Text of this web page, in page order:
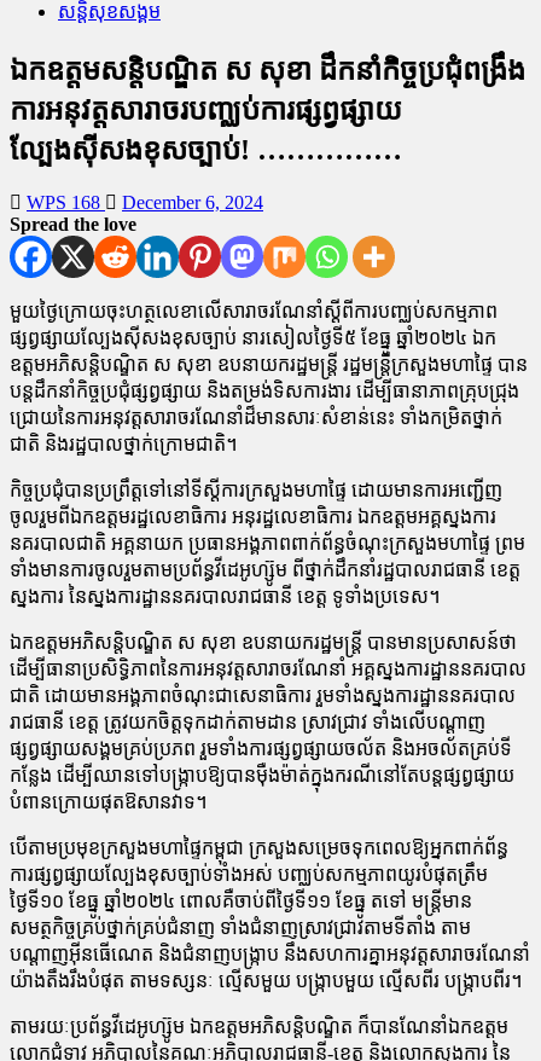
សន្តិសុខសង្គម
ឯកឧត្តមសន្តិបណ្ឌិត ស សុខា ដឹកនាំកិច្ចប្រជុំពង្រឹង
ការអនុវត្តសារាចរបញ្ឈប់ការផ្សព្វផ្សាយ
ល្បែងសុីសងខុសច្បាប់! ……………
WPS 168
December 6, 2024
Spread the love
មួយថ្ងៃក្រោយចុះហត្ថលេខាលើសារាចរណែនាំស្ដីពីការបញ្ឈប់សកម្មភាព
ផ្សព្វផ្សាយល្បែងស៊ីសងខុសច្បាប់ នារសៀលថ្ងៃទី៥ ខែធ្នូ ឆ្នាំ២០២៤ ឯក
ឧត្តមអភិសន្តិបណ្ឌិត ស សុខា ឧបនាយករដ្ឋមន្រ្តី រដ្ឋមន្រ្តីក្រសួងមហាផ្ទៃ បាន
បន្តដឹកនាំកិច្ចប្រជុំផ្សព្វផ្សាយ និងតម្រង់ទិសការងារ ដើម្បីធានាភាពគ្រុបជ្រុង
ជ្រោយនៃការអនុវត្តសារាចរណែនាំដ៏មានសារៈសំខាន់នេះ ទាំងកម្រិតថ្នាក់
ជាតិ និងរដ្ឋបាលថ្នាក់ក្រោមជាតិ។
កិច្ចប្រជុំបានប្រព្រឹត្តទៅនៅទីស្ដីការក្រសួងមហាផ្ទៃ ដោយមានការអញ្ជើញ
ចូលរួមពីឯកឧត្តមរដ្ឋលេខាធិការ អនុរដ្ឋលេខាធិការ ឯកឧត្តមអគ្គស្នងការ
នគរបាលជាតិ អគ្គនាយក ប្រធានអង្គភាពពាក់ព័ន្ធចំណុះក្រសួងមហាផ្ទៃ ព្រម
ទាំងមានការចូលរួមតាមប្រព័ន្ធវីដេអូហ្ស៊ូម ពីថ្នាក់ដឹកនាំរដ្ឋបាលរាជធានី ខេត្ត
ស្នងការ នៃស្នងការដ្ឋាននគរបាលរាជធានី ខេត្ត ទូទាំងប្រទេស។
ឯកឧត្តមអភិសន្តិបណ្ឌិត ស សុខា ឧបនាយករដ្ឋមន្រ្តី បានមានប្រសាសន៍ថា
ដើម្បីធានាប្រសិទ្ធិភាពនៃការអនុវត្តសារាចរណែនាំ អគ្គស្នងការដ្ឋាននគរបាល
ជាតិ ដោយមានអង្គភាពចំណុះជាសេនាធិការ រួមទាំងស្នងការដ្ឋាននគរបាល
រាជធានី ខេត្ត ត្រូវយកចិត្តទុកដាក់តាមដាន ស្រាវជ្រាវ ទាំងលើបណ្ដាញ
ផ្សព្វផ្សាយសង្គមគ្រប់ប្រភព រួមទាំងការផ្សព្វផ្សាយចល័ត និងអចល័តគ្រប់ទី
កន្លែង ដើម្បីឈានទៅបង្ក្រាបឱ្យបានម៉ឺងម៉ាត់ក្នុងករណីនៅតែបន្តផ្សព្វផ្សាយ
បំពានក្រោយផុតឱសានវាទ។
បើតាមប្រមុខក្រសួងមហាផ្ទៃកម្ពុជា ក្រសួងសម្រេចទុកពេលឱ្យអ្នកពាក់ព័ន្ធ
ការផ្សព្វផ្សាយល្បែងខុសច្បាប់ទាំងអស់ បញ្ឈប់សកម្មភាពយូរបំផុតត្រឹម
ថ្ងៃទី១០ ខែធ្នូ ឆ្នាំ២០២៤ ពោលគឺចាប់ពីថ្ងៃទី១១ ខែធ្នូ តទៅ មន្រ្តីមាន
សមត្ថកិច្ចគ្រប់ថ្នាក់គ្រប់ជំនាញ ទាំងជំនាញស្រាវជ្រាវតាមទីតាំង តាម
បណ្ដាញអុីនធើណេត និងជំនាញបង្ក្រាប នឹងសហការគ្នាអនុវត្តសារាចរណែនាំ
យ៉ាងតឹងរឹងបំផុត តាមទស្សនៈ ល្មើសមួយ បង្ក្រាបមួយ ល្មើសពីរ បង្ក្រាបពីរ។
តាមរយៈប្រព័ន្ធវីដេអូហ្ស៊ូម ឯកឧត្តមអភិសន្តិបណ្ឌិត ក៏បានណែនាំឯកឧត្តម
លោកជំទាវ អភិបាលនៃគណៈអភិបាលរាជធានី-ខេត្ត និងលោកស្នងការ នៃ